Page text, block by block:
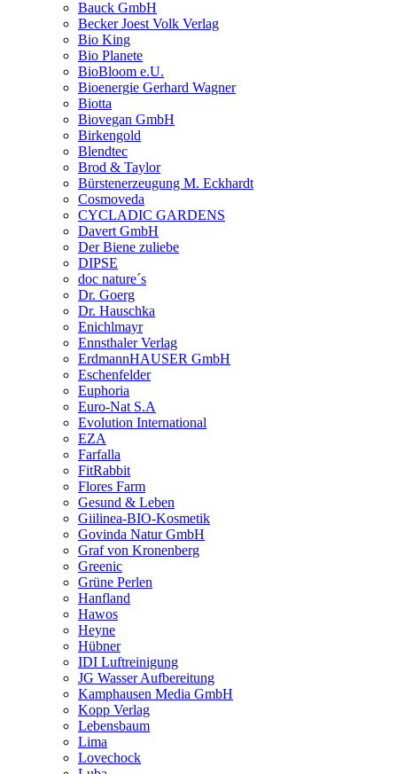
Bauck GmbH
Becker Joest Volk Verlag
Bio King
Bio Planete
BioBloom e.U.
Bioenergie Gerhard Wagner
Biotta
Biovegan GmbH
Birkengold
Blendtec
Brod & Taylor
Bürstenerzeugung M. Eckhardt
Cosmoveda
CYCLADIC GARDENS
Davert GmbH
Der Biene zuliebe
DIPSE
doc nature´s
Dr. Goerg
Dr. Hauschka
Enichlmayr
Ennsthaler Verlag
ErdmannHAUSER GmbH
Eschenfelder
Euphoria
Euro-Nat S.A
Evolution International
EZA
Farfalla
FitRabbit
Flores Farm
Gesund & Leben
Giilinea-BIO-Kosmetik
Govinda Natur GmbH
Graf von Kronenberg
Greenic
Grüne Perlen
Hanfland
Hawos
Heyne
Hübner
IDI Luftreinigung
JG Wasser Aufbereitung
Kamphausen Media GmbH
Kopp Verlag
Lebensbaum
Lima
Lovechock